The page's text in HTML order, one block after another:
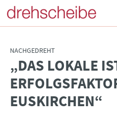
NACHGEDREHT
„DAS LOKALE
EUSKIRCHEN“